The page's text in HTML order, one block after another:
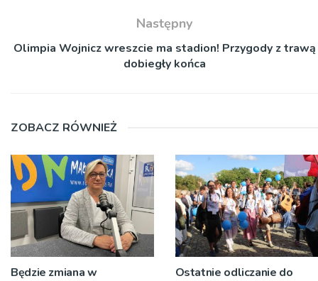
Następny
Olimpia Wojnicz wreszcie ma stadion! Przygody z trawą
dobiegły końca
ZOBACZ RÓWNIEŻ
Będzie zmiana w Ostatnie odliczanie do